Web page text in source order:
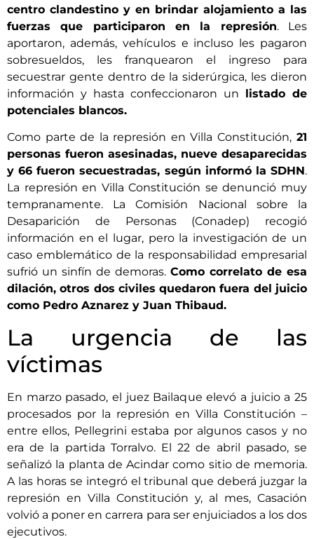
centro clandestino y en brindar alojamiento a las
fuerzas que participaron en la represión. Les
aportaron, además, vehículos e incluso les pagaron
sobresueldos, les franquearon el ingreso para
secuestrar gente dentro de la siderúrgica, les dieron
información y hasta confeccionaron un listado de
potenciales blancos.
Como parte de la represión en Villa Constitución,21
personas fueron asesinadas, nueve desaparecidas
y 66 fueron secuestradas, según informó la SDHN.
La represión en Villa Constitución se denunció muy
tempranamente. La Comisión Nacional sobre la
Desaparición de Personas (Conadep) recogió
información en el lugar, pero la investigación de un
caso emblemático de la responsabilidad empresarial
sufrió un sinfín de demoras. Como correlato de esa
dilación, otros dos civiles quedaron fuera del juicio
como Pedro Aznarez y Juan Thibaud.
La urgencia de las
víctimas
En marzo pasado, el juez Bailaque elevó a juicio a 25
procesados por la represión en Villa Constitución –
entre ellos, Pellegrini estaba por algunos casos y no
era de la partida Torralvo. El 22 de abril pasado, se
señalizó la planta de Acindar como sitio de memoria.
A las horas se integró el tribunal que deberá juzgar la
represión en Villa Constitución y, al mes, Casación
volvió a poner en carrera para ser enjuiciados a los dos
ejecutivos.